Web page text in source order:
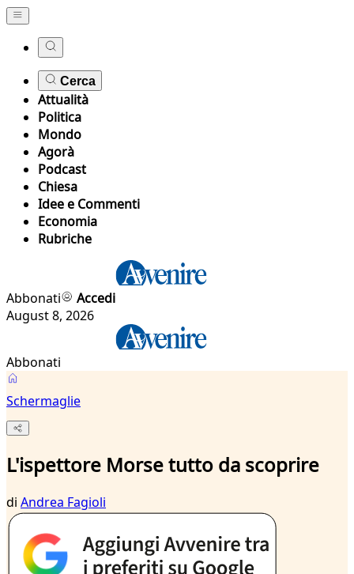
Cerca
Attualità
Politica
Mondo
Agorà
Podcast
Chiesa
Idee e Commenti
Economia
Rubriche
Abbonati
Accedi
August 8, 2026
Abbonati
Schermaglie
L'ispettore Morse tutto da scoprire
di Andrea Fagioli